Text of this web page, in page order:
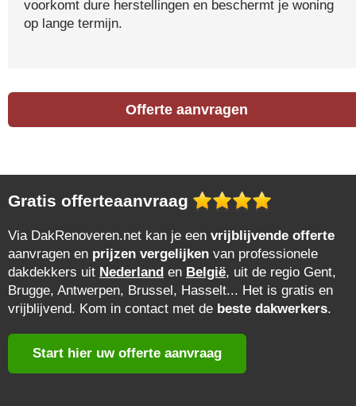
voorkomt dure herstellingen en beschermt je woning
op lange termijn.
Offerte aanvragen
Gratis offerteaanvraag
Via DakRenoveren.net kan je een vrijblijvende offerte
aanvragen en prijzen vergelijken van professionele
dakdekkers uit Nederland en België, uit de regio Gent,
Brugge, Antwerpen, Brussel, Hasselt... Het is gratis en
vrijblijvend. Kom in contact met de beste dakwerkers.
Start hier uw offerte aanvraag